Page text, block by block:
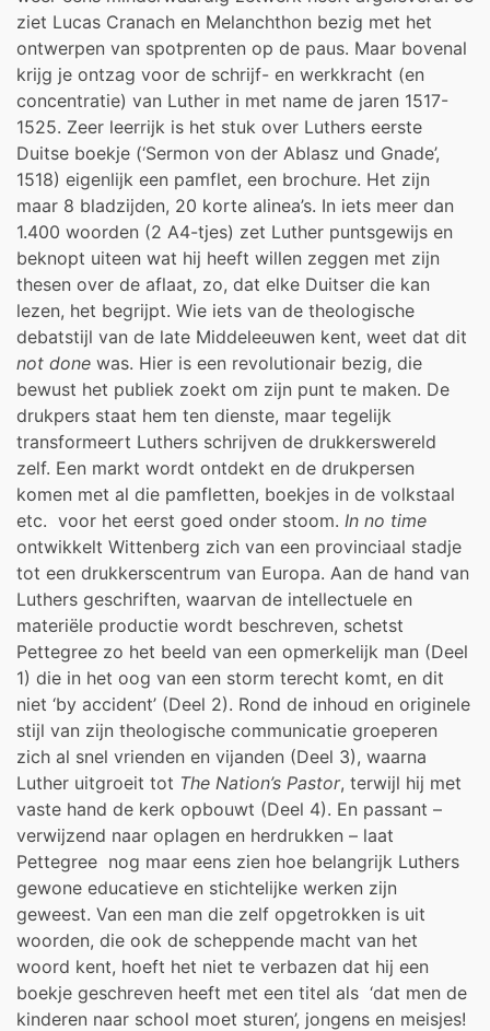
ziet Lucas Cranach en Melanchthon bezig met het
ontwerpen van spotprenten op de paus. Maar bovenal
krijg je ontzag voor de schrijf- en werkkracht (en
concentratie) van Luther in met name de jaren 1517-
1525. Zeer leerrijk is het stuk over Luthers eerste
Duitse boekje (‘Sermon von der Ablasz und Gnade’,
1518) eigenlijk een pamflet, een brochure. Het zijn
maar 8 bladzijden, 20 korte alinea’s. In iets meer dan
1.400 woorden (2 A4-tjes) zet Luther puntsgewijs en
beknopt uiteen wat hij heeft willen zeggen met zijn
thesen over de aflaat, zo, dat elke Duitser die kan
lezen, het begrijpt. Wie iets van de theologische
debatstijl van de late Middeleeuwen kent, weet dat dit
not done was. Hier is een revolutionair bezig, die
bewust het publiek zoekt om zijn punt te maken. De
drukpers staat hem ten dienste, maar tegelijk
transformeert Luthers schrijven de drukkerswereld
zelf. Een markt wordt ontdekt en de drukpersen
komen met al die pamfletten, boekjes in de volkstaal
etc. voor het eerst goed onder stoom. In no time
ontwikkelt Wittenberg zich van een provinciaal stadje
tot een drukkerscentrum van Europa. Aan de hand van
Luthers geschriften, waarvan de intellectuele en
materiële productie wordt beschreven, schetst
Pettegree zo het beeld van een opmerkelijk man (Deel
1) die in het oog van een storm terecht komt, en dit
niet ‘by accident’ (Deel 2). Rond de inhoud en originele
stijl van zijn theologische communicatie groeperen
zich al snel vrienden en vijanden (Deel 3), waarna
Luther uitgroeit tot The Nation’s Pastor, terwijl hij met
vaste hand de kerk opbouwt (Deel 4). En passant –
verwijzend naar oplagen en herdrukken – laat
Pettegree nog maar eens zien hoe belangrijk Luthers
gewone educatieve en stichtelijke werken zijn
geweest. Van een man die zelf opgetrokken is uit
woorden, die ook de scheppende macht van het
woord kent, hoeft het niet te verbazen dat hij een
boekje geschreven heeft met een titel als ‘dat men de
kinderen naar school moet sturen’, jongens en meisjes!